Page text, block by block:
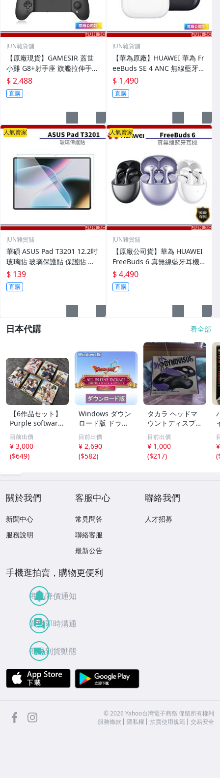
JUN雜貨舖
【原廠現貨】GAMESIR 蓋世
小雞 G8+射手座 旗艦拉伸手把
霍爾搖桿 霍爾扳機 一鍵喚醒
平板 SWITCH 搖桿
$ 2,488
直購
JUN雜貨舖
【華為原廠】HUAWEI 華為 Fr
eeBuds SE 4 ANC 無線藍牙耳
機 無線耳機 藍牙耳機 防水 AN
C降噪
$ 1,490
直購
人氣賣家
JUN雜貨舖
華碩 ASUS Pad T3201 12.2吋
玻璃貼 玻璃保護貼 保護貼 螢
幕貼 螢幕保護貼
$ 139
直購
人氣賣家
JUN雜貨舖
【原廠公司貨】華為 HUAWEI
FreeBuds 6 真無線藍牙耳機
無線耳機 藍牙耳機 降噪耳機
$ 4,490
直購
日本代購 看全部
【6作品セット】
Purple software
パープルソフトウ
ェア 夏色小町 夏
恋 秋色恋華 初恋
サクラメント 天
目前出價
¥ 3,000
($649)
Windows ダウン
ロード版 ドラゴ
ンクエストX オ
ンライン オール
インワンパッケー
ジ version 1-7
目前出價
¥ 2,690
($582)
タカラ ヘッドマ
ウントディスプレ
イ ダイノバイザ
ー 箱付きジャン
ク品としてお願い
致します！
目前出價
¥ 1,000
($217)
(
關於我們
新聞中心
服務說明
客服中心
常見問答
聯絡客服
最新公告
聯絡我們
人才招募
手機逛拍賣，購物更便利
商品降價通知
買賣即時溝通
商品到貨動態
APP Store
facebook ©2026 Yahoo台灣電子商務 保留所有權利
服務條款
隱私權 拍賣使用規範 交易安全